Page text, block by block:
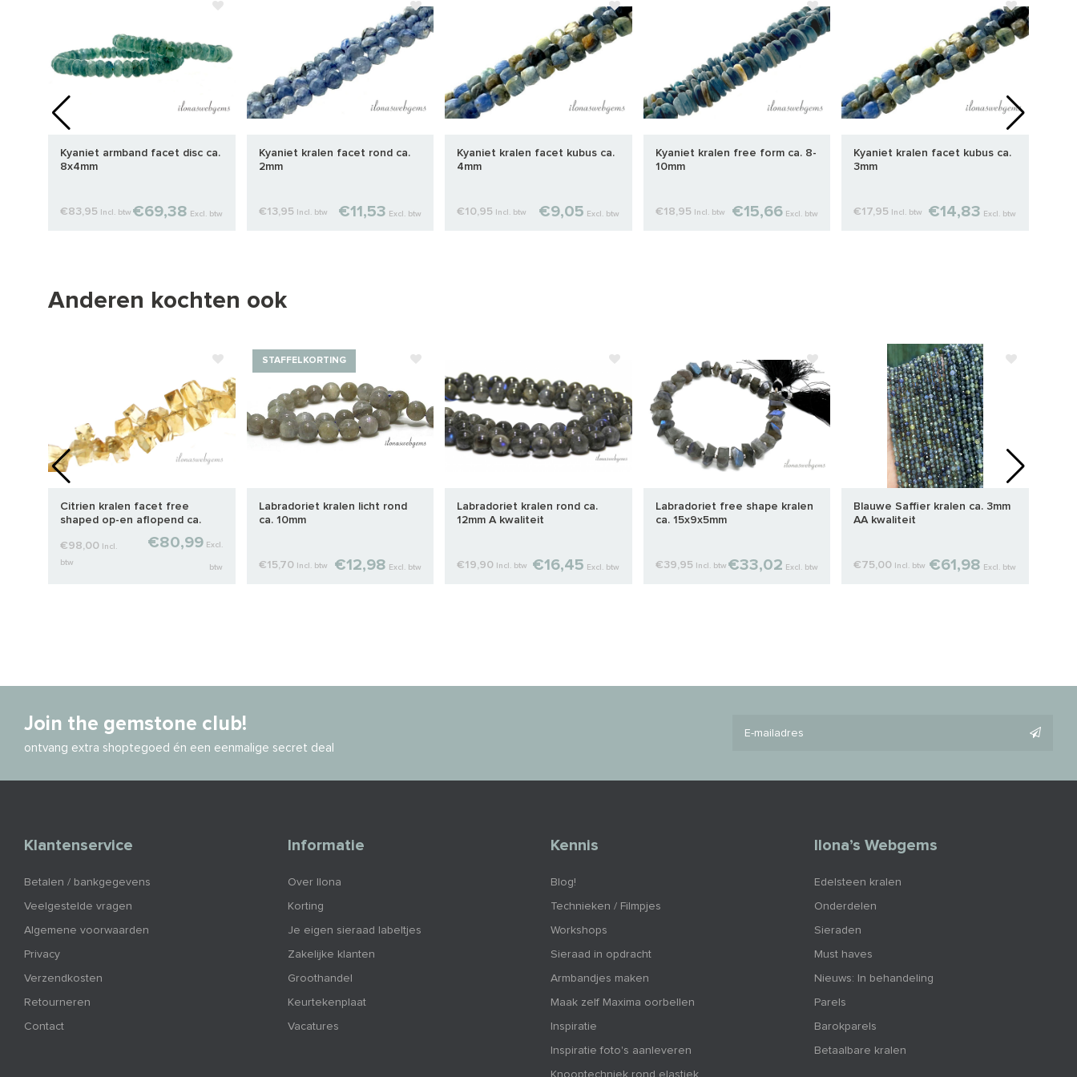
Kyaniet armband facet disc ca.
8x4mm
€83,95 Incl. btw €69,38 Excl. btw
Kyaniet kralen facet rond ca.
2mm
€13,95 Incl. btw €11,53 Excl. btw
Kyaniet kralen facet kubus ca.
4mm
€10,95 Incl. btw €9,05 Excl. btw
Kyaniet kralen free form ca. 8-
10mm
€18,95 Incl. btw €15,66 Excl. btw
Kyaniet kralen facet kubus ca.
3mm
€17,95 Incl. btw €14,83 Excl. btw
Anderen kochten ook
Citrien kralen facet free
shaped op-en aflopend ca.
€98,00
Incl.
btw
€80,99 Excl.
btw
STAFFELKORTING
Labradoriet kralen licht rond
ca. 10mm
€15,70 Incl. btw €12,98 Excl. btw
Labradoriet kralen rond ca.
12mm A kwaliteit
€19,90 Incl. btw €16,45 Excl. btw
Labradoriet free shape kralen
ca. 15x9x5mm
€39,95 Incl. btw €33,02 Excl. btw
Blauwe Saffier kralen ca. 3mm
AA kwaliteit
€75,00 Incl. btw €61,98 Excl. btw
Join the gemstone club!
ontvang extra shoptegoed én een eenmalige secret deal
Klantenservice
Betalen / bankgegevens
Veelgestelde vragen
Algemene voorwaarden
Privacy
Verzendkosten
Retourneren
Contact
Informatie
Over Ilona
Korting
Je eigen sieraad labeltjes
Zakelijke klanten
Groothandel
Keurtekenplaat
Vacatures
Kennis
Blog!
Technieken / Filmpjes
Workshops
Sieraad in opdracht
Armbandjes maken
Maak zelf Maxima oorbellen
Inspiratie
Inspiratie foto's aanleveren
Ilona’s Webgems
Edelsteen kralen
Onderdelen
Sieraden
Must haves
Nieuws: In behandeling
Parels
Barokparels
Betaalbare kralen